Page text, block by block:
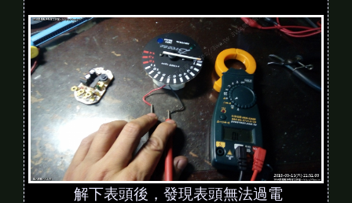
解下表頭後，發現表頭無法過電